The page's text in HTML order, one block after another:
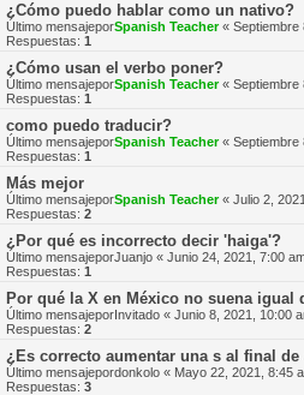
¿Cómo puedo hablar como un nativo?
Último mensajeporSpanish Teacher« Septiembre
Respuestas: 1
¿Cómo usan el verbo poner?
Último mensajeporSpanish Teacher« Septiembre
Respuestas: 1
como puedo traducir?
Último mensajeporSpanish Teacher« Septiembre
Respuestas: 1
Más mejor
Último mensajeporSpanish Teacher« Julio 2,
Respuestas: 2
¿Por qué es incorrecto decir 'haiga'?
Último mensajeporJuanjo « Junio 24, 2021, 7:00
Respuestas: 1
Por qué la X en México no suena igual
Último mensajeporInvitado « Junio 8, 2021, 10:00
Respuestas: 2
¿Es correcto aumentar una s al final de
Último mensajepordonkolo « Mayo 22, 2021, 8:45
Respuestas: 3